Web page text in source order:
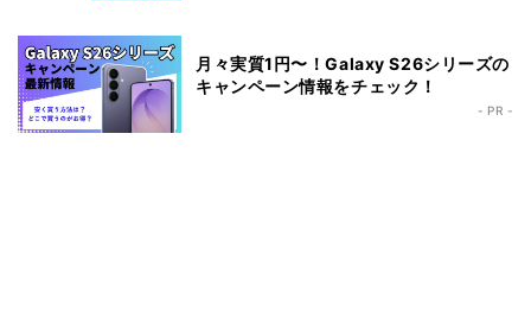
月々実質1円〜！Galaxy S26シリーズの
キャンペーン情報をチェック！
- PR -